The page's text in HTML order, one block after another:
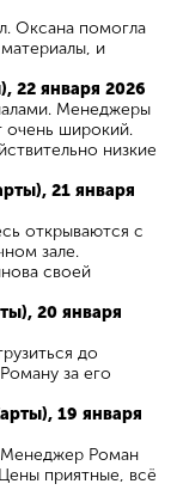
Оксана помогла
и
22 января 2026
Менеджеры
очень широкий.
низкие
21 января
открываются с
зале.
своей
20 января
до
за его
19 января
Менеджер Роман
приятные, всё